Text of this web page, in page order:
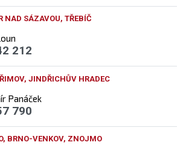
NAD SÁZAVOU, TŘEBÍČ
212
Panáček
JINDŘICHŮV HRADEC
790
BRNO-VENKOV, ZNOJMO